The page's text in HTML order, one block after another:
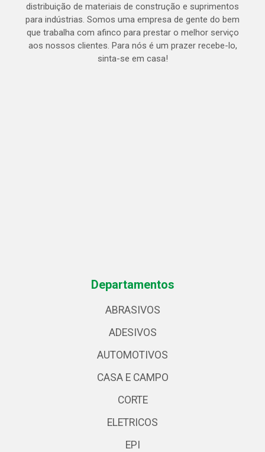
distribuição de materiais de construção e suprimentos
para indústrias. Somos uma empresa de gente do bem
que trabalha com afinco para prestar o melhor serviço
aos nossos clientes. Para nós é um prazer recebe-lo,
sinta-se em casa!
Departamentos
ABRASIVOS
ADESIVOS
AUTOMOTIVOS
CASA E CAMPO
CORTE
ELETRICOS
EPI